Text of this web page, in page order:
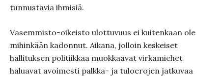
tunnustavia ihmisiä.
Vasemmisto-oikeisto ulottuvuus ei kuitenkaan ole
mihinkään kadonnut. Aikana, jolloin keskeiset
hallituksen politiikkaa muokkaavat virkamiehet
haluavat avoimesti palkka- ja tuloerojen jatkuvaa